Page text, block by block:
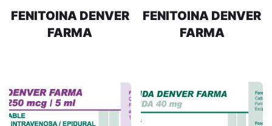
FENITOINA DENVER
FARMA
FENITOINA DENVER
FARMA